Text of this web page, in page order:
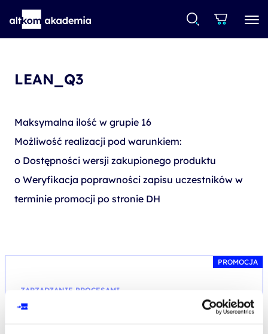
LEAN_Q3
Maksymalna ilość w grupie 16
Możliwość realizacji pod warunkiem:
o Dostępności wersji zakupionego produktu
o Weryfikacja poprawności zapisu uczestników w
terminie promocji po stronie DH
PROMOCJA
ZARZĄDZANIE PROCESAMI
Lean START - szkolenie podstawowe